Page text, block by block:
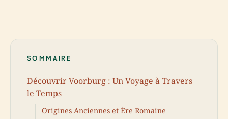
SOMMAIRE
Découvrir Voorburg : Un Voyage à Travers
le Temps
Origines Anciennes et Ère Romaine